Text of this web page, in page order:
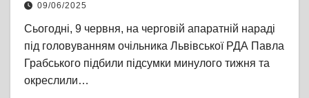
09/06/2025
Сьогодні, 9 червня, на черговій апаратній нараді
під головуванням очільника Львівської РДА Павла
Грабського підбили підсумки минулого тижня та
окреслили…